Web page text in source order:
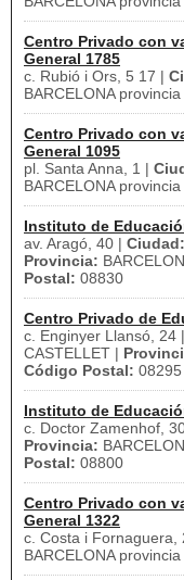
Centro Privado con
General 1785
c. Rubió i Ors, 5 17 |
BARCELONA
Centro Privado con
General 1095
pl. Santa Anna, 1 |
BARCELONA
Instituto de
av. Aragó, 40 | Ciudad:
Provincia:
Postal: 08830
Centro Privado de
c. Enginyer Llansó, 24 |
CASTELLET |
Código Postal: 08295
Instituto de
c. Doctor Zamenhof,
Provincia:
Postal: 08800
Centro Privado con
General 1322
c. Costa i Fornaguera,
BARCELONA